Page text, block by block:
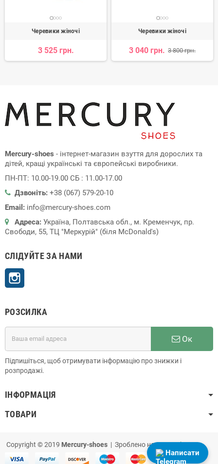
Черевики жіночі
3 525 грн.
Черевики жіночі
3 040 грн. 3 800 грн.
Mercury-shoes - інтернет-магазин взуття для дорослих та
дітей, кращі українські та європейські виробники.
ПН-ПТ: 10.00-19.00 СБ : 11.00-17.00
Дзвоніть: +38 (067) 579-20-10
Email: info@mercury-shoes.com
Адреса: Україна, Полтавська обл., м. Кременчук, пр.
Свободи, 55, ТЦ "Меркурій" (біля McDonald's)
СЛІДУЙТЕ ЗА НАМИ
РОЗСИЛКА
Ок
Підпишіться, щоб отримувати інформацію про знижки і
розпродажі.
ІНФОРМАЦІЯ
ТОВАРИ
Copyright © 2019 Mercury-shoes | Зроблено наPrestaShop
Написати